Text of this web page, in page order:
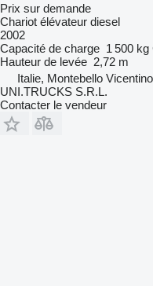
Prix sur demande
Chariot élévateur diesel
2002
Capacité de charge 1 500 kg
Hauteur de levée 2,72 m
Italie, Montebello
UNI.TRUCKS S.R.L.
Contacter le vendeur